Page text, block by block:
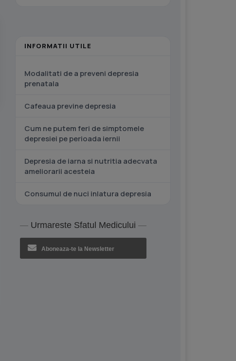
INFORMATII UTILE
Modalitati de a preveni depresia
prenatala
Cafeaua previne depresia
Cum ne putem feri de simptomele
depresiei pe perioada iernii
Depresia de iarna si nutritia adecvata
ameliorarii acesteia
Consumul de nuci inlatura depresia
Urmareste Sfatul Medicului
Aboneaza-te la Newsletter